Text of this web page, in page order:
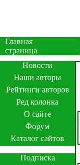
Главная
страница
Новости
Наши авторы
Рейтинги авторов
Ред колонка
О сайте
Форум
Каталог сайтов
Подписка